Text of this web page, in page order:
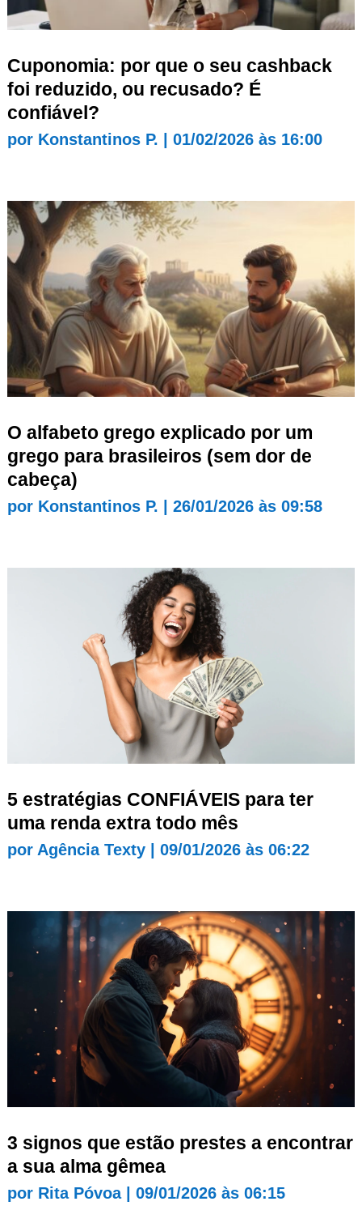
Cuponomia: por que o seu cashback
foi reduzido, ou recusado? É
confiável?
por Konstantinos P. 01/02/2026 às 16:00
O alfabeto grego explicado por um
grego para brasileiros (sem dor de
cabeça)
por Konstantinos P. 26/01/2026 às 09:58
5 estratégias CONFIÁVEIS para ter
uma renda extra todo mês
por Agência Texty| 09/01/2026 às 06:22
3 signos que estão prestes a encontrar
a sua alma gêmea
por Rita Póvoa| 09/01/2026 às 06:15